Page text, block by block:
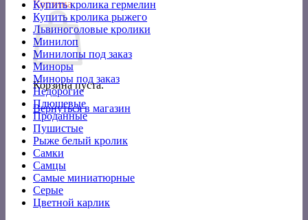
Корзина
Корзина пуста.
Вернуться в магазин
Купить кролика гермелин
Купить кролика рыжего
Львиноголовые кролики
Минилоп
Минилопы под заказ
Миноры
Миноры под заказ
Недорогие
Плюшевые
Проданные
Пушистые
Рыже белый кролик
Самки
Самцы
Самые миниатюрные
Серые
Цветной карлик